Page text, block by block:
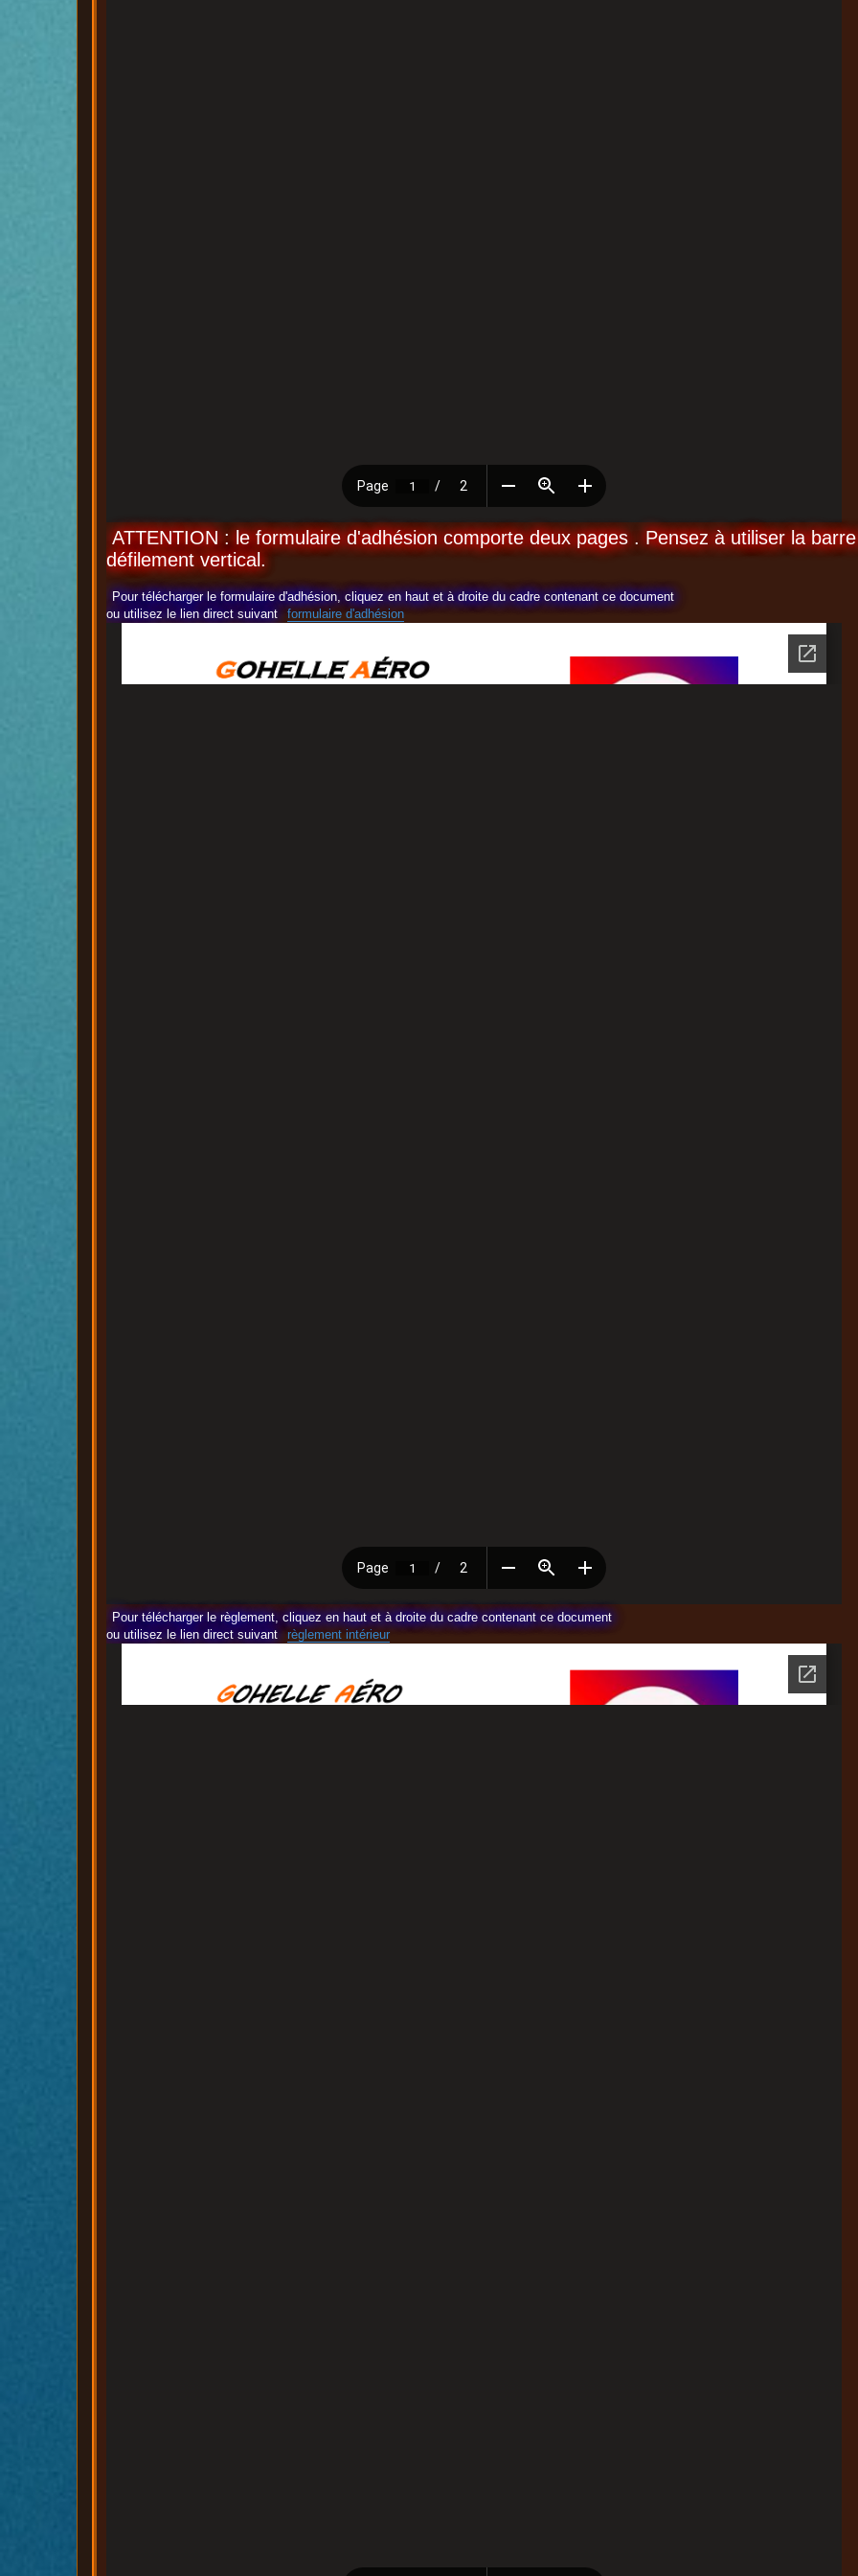
ATTENTION : le formulaire d'adhésion comporte deux pages . Pensez à utiliser la
défilement vertical.
Pour télécharger le formulaire d'adhésion, cliquez en haut et à droite du cadre contenant ce document
ou utilisez le lien direct suivant
formulaire d'adhésion
Pour télécharger le règlement, cliquez en haut et à droite du cadre contenant ce document
ou utilisez le lien direct suivant
règlement intérieur